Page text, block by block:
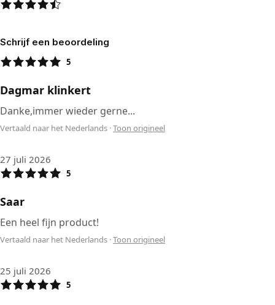
Schrijf een beoordeling
5
Dagmar klinkert
Danke,immer wieder gerne...
Vertaald naar het Nederlands ·Toon origineel
27 juli 2026
5
Saar
Een heel fijn product!
Vertaald naar het Nederlands ·Toon origineel
25 juli 2026
5